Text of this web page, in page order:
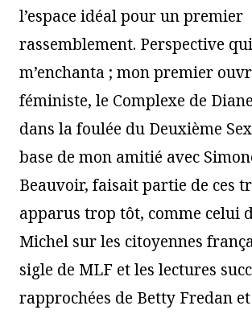
l’espace idéal pour un premier
rassemblement. Perspective qui
m’enchanta ; mon premier
féministe, le Complexe de
dans la foulée du Deuxième
base de mon amitié avec
Beauvoir, faisait partie de ces
apparus trop tôt, comme celui
Michel sur les citoyennes
sigle de MLF et les lectures
rapprochées de Betty Fredan